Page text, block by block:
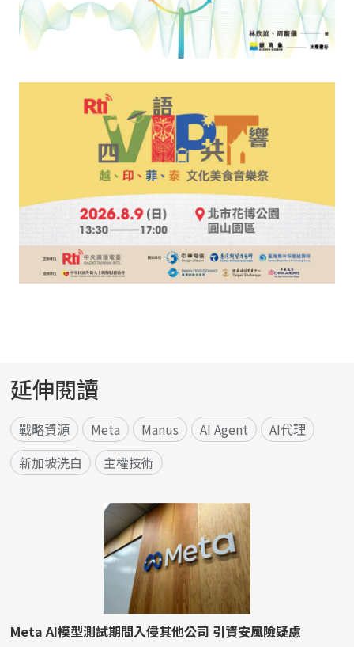
延伸閱讀
戰略資源 Meta Manus AI Agent
AI代理
新加坡洗白
主權技術
Meta AI模型測試期間入侵其他公司 引資安風險疑慮